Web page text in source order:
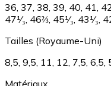
36 37 38 39 40 41 42
47¹⁄₃ 46⅔ 45¹⁄₃ 43¹⁄₃
Tailles (Royaume-Uni)
8,5 9,5 11 12 7,5 6,5
Matériaux